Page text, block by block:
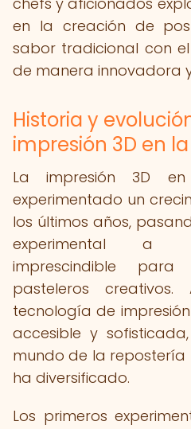
en la creación de
sabor tradicional con
de manera innovadora
Historia y
impresión 3D en
La impresión 3D
experimentado un
los últimos años,
experimental a
imprescindible
pasteleros
tecnología de
accesible y
mundo de la repostería
ha diversificado.
Los primeros